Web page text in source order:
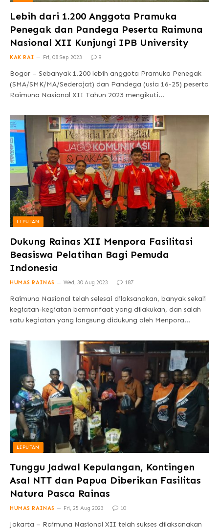
Lebih dari 1.200 Anggota Pramuka
Penegak dan Pandega Peserta Raimuna
Nasional XII Kunjungi IPB University
KAK RAI Fri, 08 Sep 2023 9
Bogor – Sebanyak 1.200 lebih anggota Pramuka Penegak
(SMA/SMK/MA/Sederajat) dan Pandega (usia 16-25) peserta
Raimuna Nasional XII Tahun 2023 mengikuti…
LIPUTAN
Dukung Rainas XII Menpora Fasilitasi
Beasiswa Pelatihan Bagi Pemuda
Indonesia
HUMAS RAINAS Wed, 30 Aug 2023 187
Raimuna Nasional telah selesai dilaksanakan, banyak sekali
kegiatan-kegiatan bermanfaat yang dilakukan, dan salah
satu kegiatan yang langsung didukung oleh Menpora…
LIPUTAN
Tunggu Jadwal Kepulangan, Kontingen
Asal NTT dan Papua Diberikan Fasilitas
Natura Pasca Rainas
HUMAS RAINAS Fri, 25 Aug 2023 10
Jakarta – Raimuna Nasional XII telah sukses dilaksanakan